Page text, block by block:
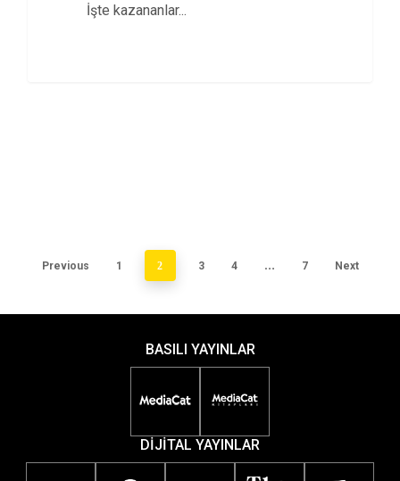
İşte kazananlar...
Previous 1 2 3 4 … 7 Next
BASILI YAYINLAR
DİJİTAL YAYINLAR